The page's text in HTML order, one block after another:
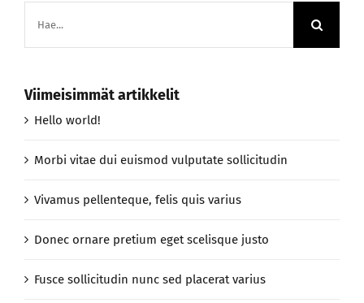
Viimeisimmät artikkelit
Morbi vitae dui euismod vulputate sollicitudin
Vivamus pellenteque, felis quis varius
Donec ornare pretium eget scelisque justo
Fusce sollicitudin nunc sed placerat varius